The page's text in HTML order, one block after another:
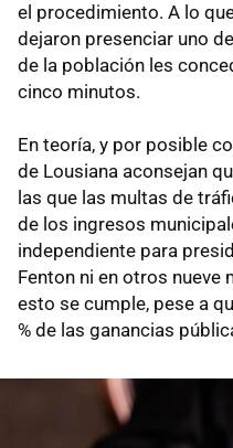
el procedimiento. A lo
dejaron presenciar uno
de la población les
cinco minutos.
En teoría, y por posible
de Lousiana aconsejan
las que las multas de
de los ingresos
independiente para
Fenton ni en otros
esto se cumple, pese a
% de las ganancias